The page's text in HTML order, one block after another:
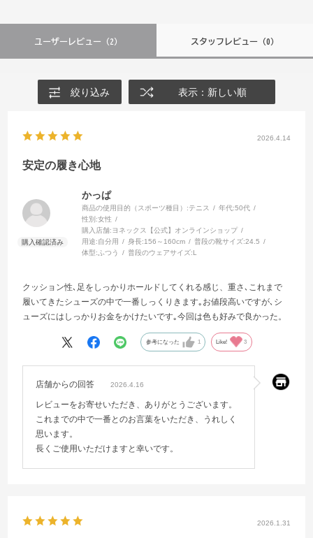
ユーザーレビュー （2） スタッフレビュー（0）
絞り込み 表示：新しい順
2026.4.14
安定の履き心地
かっぱ
商品の使用目的（スポーツ種目）:テニス 年代:50代
性別:女性
購入店舗: ヨネックス【公式】オンラインショップ
用途:自分用 身長:156～160cm 普段の靴サイズ:24.5
体型: ふつう 普段のウェアサイズ:L
クッション性､足をしっかりホールドしてくれる感じ、重さ､これまで
履いてきたシューズの中で一番しっくりきます｡お値段高いですが､シ
ューズにはしっかりお金をかけたいです｡今回は色も好みで良かった。
参考になった 1 Like! 3
店舗からの回答 2026.4.16
レビューをお寄せいただき、ありがとうございます。
これまでの中で一番とのお言葉をいただき、うれしく
思います。
長くご使用いただけますと幸いです。
2026.1.31